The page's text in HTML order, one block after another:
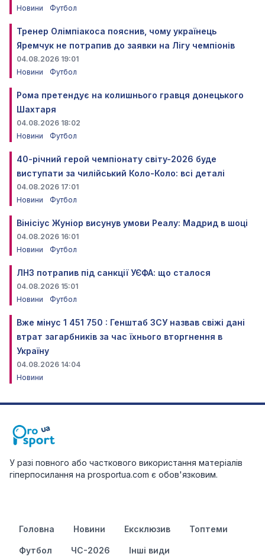
Новини
Футбол
Тренер Олімпіакоса пояснив, чому українець
Яремчук не потрапив до заявки на Лігу чемпіонів
04.08.2026 19:01
Новини
Футбол
Рома претендує на колишнього гравця донецького
Шахтаря
04.08.2026 18:02
Новини
Футбол
40-річний герой чемпіонату світу-2026 буде
виступати за чилійський Коло-Коло: всі деталі
04.08.2026 17:01
Новини
Футбол
Вінісіус Жуніор висунув умови Реалу: Мадрид в шоці
04.08.2026 16:01
Новини
Футбол
ЛНЗ потрапив під санкції УЄФА: що сталося
04.08.2026 15:01
Новини
Футбол
Вже мінус 1 451 750 : Генштаб ЗСУ назвав свіжі дані
втрат загарбників за час їхнього вторгнення в
Україну
04.08.2026 14:04
Новини
У разі повного або часткового використання матеріалів
гіперпосилання на prosportua.com є обов'язковим.
Головна Новини Ексклюзив Топтеми
Футбол ЧС-2026 Інші види